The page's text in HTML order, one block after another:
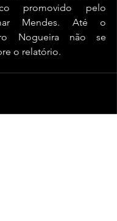
promovido pelo
Mendes. Até o
Nogueira não se
o relatório.